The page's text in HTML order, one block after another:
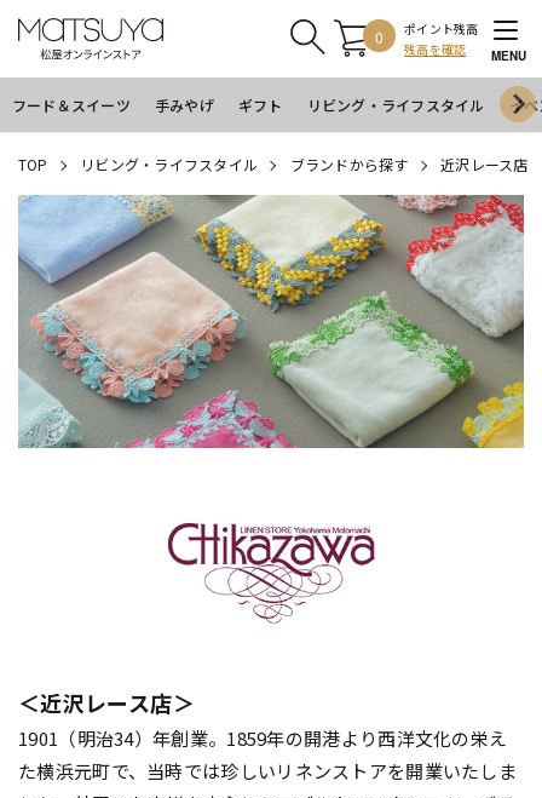
0
ポイント残高
残高を確認
MENU
フード＆スイーツ 手みやげ ギフト リビング・ライフスタイル イ
TOP リビング・ライフスタイル ブランドから探す 近沢レース店
＜近沢レース店＞
1901（明治34）年創業。1859年の開港より西洋文化の栄え
た横浜元町で、当時では珍しいリネンストアを開業いたしま